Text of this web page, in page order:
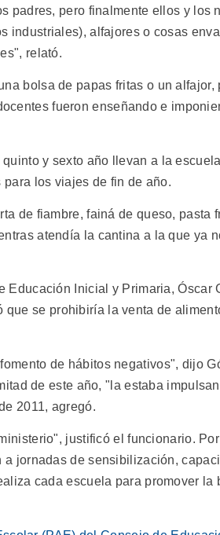
padres, pero finalmente ellos y los
industriales), alfajores o cosas
relató.
bolsa de papas fritas o un alfajor,
fueron enseñando e
y sexto año llevan a la
los viajes de fin de año.
de fiambre, fainá de queso, pasta
atendía la cantina a la que ya
Educación Inicial y Primaria, Óscar
que se prohibiría la venta de
de hábitos negativos", dijo
de este año, "la estaba
2011, agregó.
justificó el funcionario.
jornadas de sensibilización,
cada escuela para promover la